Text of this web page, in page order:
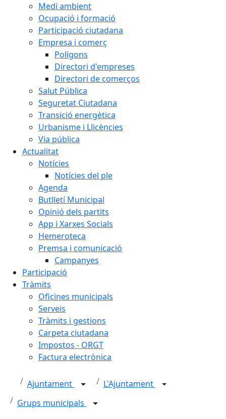
Medi ambient
Ocupació i formació
Participació ciutadana
Empresa i comerç
Polígons
Directori d'empreses
Directori de comerços
Salut Pública
Seguretat Ciutadana
Transició energètica
Urbanisme i Llicències
Via pública
Actualitat
Notícies
Notícies del ple
Agenda
Butlletí Municipal
Opinió dels partits
App i Xarxes Socials
Hemeroteca
Premsa i comunicació
Campanyes
Participació
Tràmits
Oficines municipals
Serveis
Tràmits i gestions
Carpeta ciutadana
Impostos - ORGT
Factura electrònica
Ajuntament
L'Ajuntament
Grups municipals